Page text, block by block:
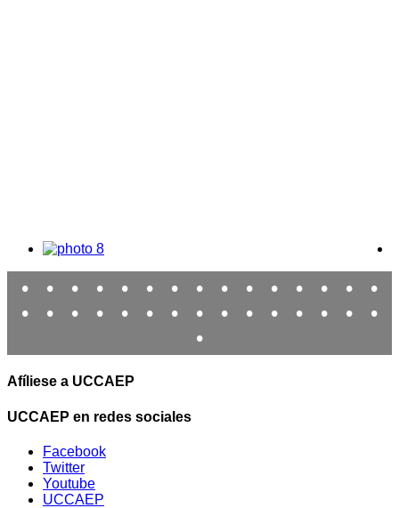
• • • • • • • • • • • • • •
•
•
• • • • • • • • • • • • •
•
•
Afíliese a UCCAEP
UCCAEP en redes sociales
Facebook
Twitter
Youtube
UCCAEP